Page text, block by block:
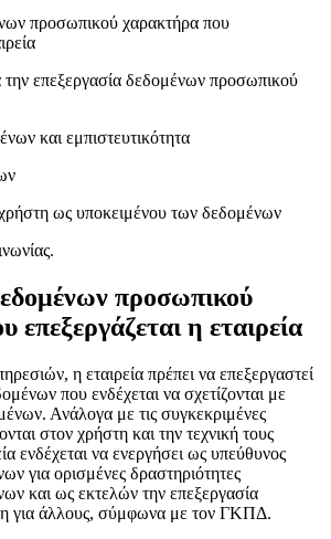
προσωπικού χαρακτήρα που
την επεξεργασία δεδομένων προσωπικού
και εμπιστευτικότητα
ως υποκειμένου των δεδομένων
προσωπικού
επεξεργάζεται η εταιρεία
η εταιρεία πρέπει να επεξεργαστεί
που ενδέχεται να σχετίζονται με
Ανάλογα με τις συγκεκριμένες
στον χρήστη και την τεχνική τους
ενδέχεται να ενεργήσει ως υπεύθυνος
για ορισμένες δραστηριότητες
και ως εκτελών την επεξεργασία
για άλλους, σύμφωνα με τον ΓΚΠΔ.